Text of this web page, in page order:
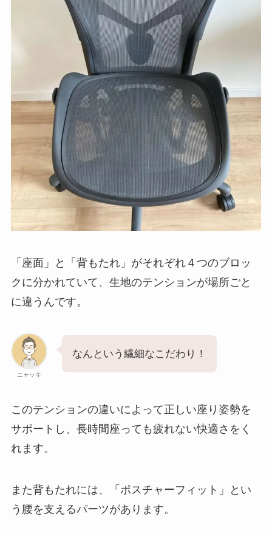
「座面」と「背もたれ」がそれぞれ４つのブロッ
クに分かれていて、生地のテンションが場所ごと
に違うんです。
ニャッキ
なんという繊細なこだわり！
このテンションの違いによって正しい座り姿勢を
サポートし、長時間座っても疲れない快適さをく
れます。
また背もたれには、「ポスチャーフィット」とい
う腰を支えるパーツがあります。